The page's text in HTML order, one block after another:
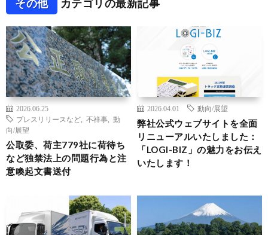
その他 カテゴリの最新記事
2026.06.25
プレスリリースなど
不祥事
動
向/展望
公取委、荷主779社に荷待ち
など独禁法上の問題行為と注
意喚起文書送付
2026.04.01 動向/展望
弊社公式ウェブサイトを全面
リニューアルいたしました：
「LOGI-BIZ」の魅力をお伝え
いたします！